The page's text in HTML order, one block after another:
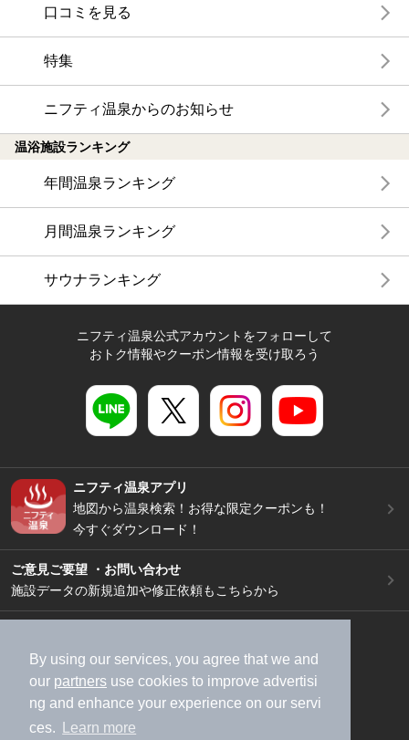
By using our services, you agree that we and
our partners use cookies to improve advertisi
ng and enhance your experience on our servi
ces.
Learn more
口コミを見る
特集
ニフティ温泉からのお知らせ
温浴施設ランキング
年間温泉ランキング
月間温泉ランキング
サウナランキング
ニフティ温泉公式アカウントをフォローして
おトク情報やクーポン情報を受け取ろう
ニフティ温泉アプリ
地図から温泉検索！お得な限定クーポンも！
今すぐダウンロード！
ご意見ご要望 ・お問い合わせ
施設データの新規追加や修正依頼もこちらから
加盟店募集（資料請求）
広告出稿のご案内
利用規約
ライフスタイルMEMBERS+規約
特定商取引法に基づく表記
ヘルプ
採用情報
運営会社